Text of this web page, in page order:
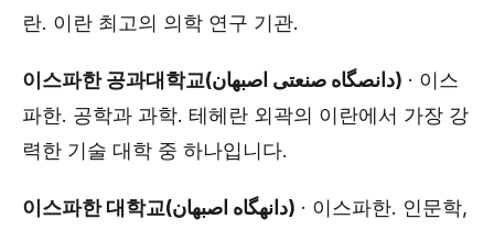
란. 이란 최고의 의학 연구 기관.
이스파한 공과대학교(دانصگاه صنعتی اصبهان) · 이스
파한. 공학과 과학. 테헤란 외곽의 이란에서 가장 강
력한 기술 대학 중 하나입니다.
이스파한 대학교(دانهگاه اصبهان) · 이스파한. 인문학,